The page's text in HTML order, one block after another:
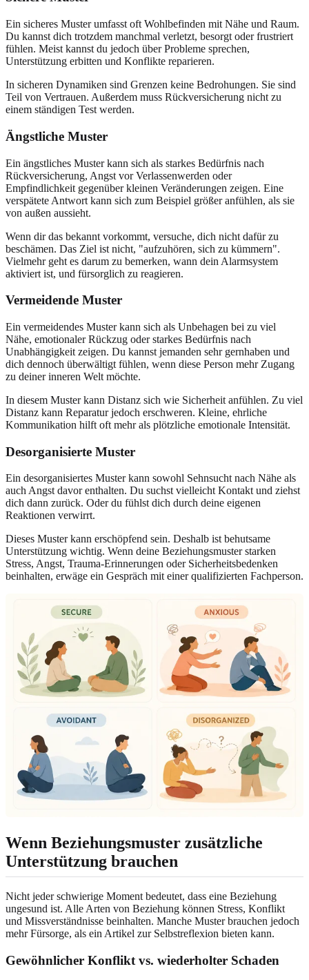
Ein sicheres Muster umfasst oft Wohlbefinden mit Nähe und Raum.
Du kannst dich trotzdem manchmal verletzt, besorgt oder frustriert
fühlen. Meist kannst du jedoch über Probleme sprechen,
Unterstützung erbitten und Konflikte reparieren.
In sicheren Dynamiken sind Grenzen keine Bedrohungen. Sie sind
Teil von Vertrauen. Außerdem muss Rückversicherung nicht zu
einem ständigen Test werden.
Ängstliche Muster
Ein ängstliches Muster kann sich als starkes Bedürfnis nach
Rückversicherung, Angst vor Verlassenwerden oder
Empfindlichkeit gegenüber kleinen Veränderungen zeigen. Eine
verspätete Antwort kann sich zum Beispiel größer anfühlen, als sie
von außen aussieht.
Wenn dir das bekannt vorkommt, versuche, dich nicht dafür zu
beschämen. Das Ziel ist nicht, "aufzuhören, sich zu kümmern".
Vielmehr geht es darum zu bemerken, wann dein Alarmsystem
aktiviert ist, und fürsorglich zu reagieren.
Vermeidende Muster
Ein vermeidendes Muster kann sich als Unbehagen bei zu viel
Nähe, emotionaler Rückzug oder starkes Bedürfnis nach
Unabhängigkeit zeigen. Du kannst jemanden sehr gernhaben und
dich dennoch überwältigt fühlen, wenn diese Person mehr Zugang
zu deiner inneren Welt möchte.
In diesem Muster kann Distanz sich wie Sicherheit anfühlen. Zu viel
Distanz kann Reparatur jedoch erschweren. Kleine, ehrliche
Kommunikation hilft oft mehr als plötzliche emotionale Intensität.
Desorganisierte Muster
Ein desorganisiertes Muster kann sowohl Sehnsucht nach Nähe als
auch Angst davor enthalten. Du suchst vielleicht Kontakt und ziehst
dich dann zurück. Oder du fühlst dich durch deine eigenen
Reaktionen verwirrt.
Dieses Muster kann erschöpfend sein. Deshalb ist behutsame
Unterstützung wichtig. Wenn deine Beziehungsmuster starken
Stress, Angst, Trauma-Erinnerungen oder Sicherheitsbedenken
beinhalten, erwäge ein Gespräch mit einer qualifizierten Fachperson.
Wenn Beziehungsmuster zusätzliche
Unterstützung brauchen
Nicht jeder schwierige Moment bedeutet, dass eine Beziehung
ungesund ist. Alle Arten von Beziehung können Stress, Konflikt
und Missverständnisse beinhalten. Manche Muster brauchen jedoch
mehr Fürsorge, als ein Artikel zur Selbstreflexion bieten kann.
Gewöhnlicher Konflikt vs. wiederholter Schaden